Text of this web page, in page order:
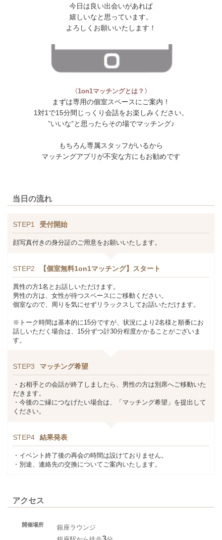
今日は良い出会いがあれば
嬉しいなと思っています。
よろしくお願いいたします！
〈1on1マッチングとは？〉
まずは専用の個室スペースにご案内！
1対1で15分間じっくり会話をお楽しみください。
”いいな”と思ったらその場でマッチング♪
もちろん専属スタッフがいるから
マッチングアプリが不安な方にもお勧めです
当日の流れ
STEP1 受付開始
顔写真付きの身分証のご用意をお願いいたします。
STEP2 【個室無料1on1マッチング】スタート
異性の方1名とお話しいただけます。
男性の方は、女性が待つスペースにご移動ください。
個室なので、周りを気にせずリラックスしてお話いただけます。
※トーク時間は基本的に15分ですが、状況により2名様と順番にお
話しいただく場合は、15分ずつ計30分程度かかることがございま
す。
STEP3 マッチング希望
・お相手との会話が終了しましたら、男性の方は別席へご移動いた
だきます。
・今後のご縁につなげたい場合は、「マッチング希望」を提出して
ください。
STEP4 結果発表
・イベント終了後の再会の時間は設けておりません。
・別途、連絡先の交換についてご案内いたします。
アクセス
開催場所
銀座ラウンジ